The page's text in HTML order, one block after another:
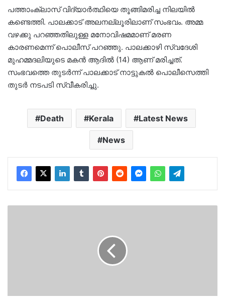
പത്താംക്ലാസ് വിദ്യാർത്ഥിയെ തൂങ്ങിമരിച്ച നിലയിൽ
കണ്ടെത്തി. പാലക്കാട് അലനല്ലൂരിലാണ് സംഭവം. അമ്മ
വഴക്കു പറഞ്ഞതിലുള്ള മനോവിഷമമാണ് മരണ
കാരണമെന്ന് പൊലീസ് പറഞ്ഞു. പാലക്കാഴി സ്വദേശി
മുഹമ്മദലിയുടെ മകൻ ആദിൽ (14) ആണ് മരിച്ചത്.
സംഭവത്തെ തുടർന്ന് പാലക്കാട് നാട്ടുകൽ പൊലീസെത്തി
തുടർ നടപടി സ്വീകരിച്ചു.
Death Kerala Latest News
News